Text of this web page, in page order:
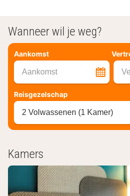
Wanneer wil je weg?
Aankomst
Aankomst
Reisgezelschap
2 Volwassenen (1 Kamer)
Kamers